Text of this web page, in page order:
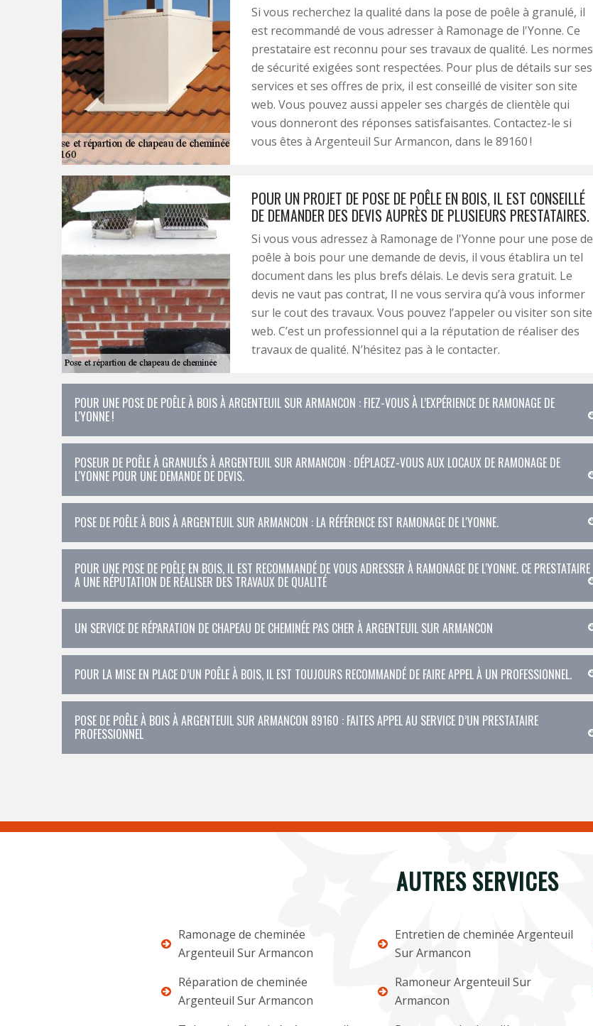
Si vous recherchez la qualité dans la pose de poêle à granulé, il
est recommandé de vous adresser à Ramonage de l'Yonne. Ce
prestataire est reconnu pour ses travaux de qualité. Les normes
de sécurité exigées sont respectées. Pour plus de détails sur ses
services et ses offres de prix, il est conseillé de visiter son site
web. Vous pouvez aussi appeler ses chargés de clientèle qui
vous donneront des réponses satisfaisantes. Contactez-le si
vous êtes à Argenteuil Sur Armancon, dans le 89160 !
POUR UN PROJET DE POSE DE POÊLE EN BOIS, IL EST CONSEILLÉ
DE DEMANDER DES DEVIS AUPRÈS DE PLUSIEURS PRESTATAIRES.
Si vous vous adressez à Ramonage de l'Yonne pour une pose de
poêle à bois pour une demande de devis, il vous établira un tel
document dans les plus brefs délais. Le devis sera gratuit. Le
devis ne vaut pas contrat, Il ne vous servira qu’à vous informer
sur le cout des travaux. Vous pouvez l’appeler ou visiter son site
web. C’est un professionnel qui a la réputation de réaliser des
travaux de qualité. N’hésitez pas à le contacter.
POUR UNE POSE DE POÊLE À BOIS À ARGENTEUIL SUR ARMANCON : FIEZ-VOUS À L’EXPÉRIENCE DE RAMONAGE DE
L'YONNE !
POSEUR DE POÊLE À GRANULÉS À ARGENTEUIL SUR ARMANCON : DÉPLACEZ-VOUS AUX LOCAUX DE RAMONAGE DE
L'YONNE POUR UNE DEMANDE DE DEVIS.
POSE DE POÊLE À BOIS À ARGENTEUIL SUR ARMANCON : LA RÉFÉRENCE EST RAMONAGE DE L'YONNE.
POUR UNE POSE DE POÊLE EN BOIS, IL EST RECOMMANDÉ DE VOUS ADRESSER À RAMONAGE DE L'YONNE. CE PRESTATAIRE
A UNE RÉPUTATION DE RÉALISER DES TRAVAUX DE QUALITÉ
UN SERVICE DE RÉPARATION DE CHAPEAU DE CHEMINÉE PAS CHER À ARGENTEUIL SUR ARMANCON
POUR LA MISE EN PLACE D’UN POÊLE À BOIS, IL EST TOUJOURS RECOMMANDÉ DE FAIRE APPEL À UN PROFESSIONNEL.
POSE DE POÊLE À BOIS À ARGENTEUIL SUR ARMANCON 89160 : FAITES APPEL AU SERVICE D’UN PRESTATAIRE
PROFESSIONNEL
AUTRES SERVICES
Ramonage de cheminée
Argenteuil Sur Armancon
Réparation de cheminée
Argenteuil Sur Armancon
Entretien de cheminée Argenteuil
Sur Armancon
Ramoneur Argenteuil Sur
Armancon